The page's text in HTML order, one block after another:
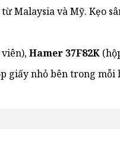
Malaysia và Mỹ. Kẹo
Hamer 37F82K
giấy nhỏ bên trong mỗi